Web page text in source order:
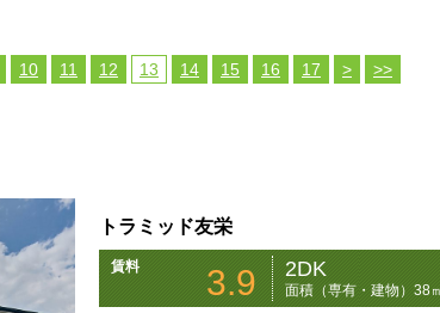
10 11 12 13 14 15 16 17 > >>
トラミッド友栄
賃料 3.9 2DK
面積（専有・建物）38